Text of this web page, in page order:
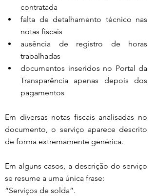
contratada
falta de detalhamento técnico nas
notas fiscais
ausência de registro de horas
trabalhadas
documentos inseridos no Portal da
Transparência apenas depois dos
pagamentos
Em diversas notas fiscais analisadas no
documento, o serviço aparece descrito
de forma extremamente genérica.
Em alguns casos, a descrição do serviço
se resume a uma única frase:
“Serviços de solda”.